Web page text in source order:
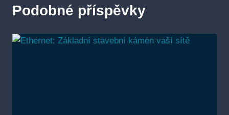
Podobné příspěvky